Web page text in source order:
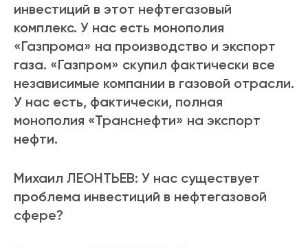
инвестиций в этот нефтегазовый
комплекс. У нас есть монополия
«Газпрома» на производство и экспорт
газа. «Газпром» скупил фактически все
независимые компании в газовой отрасли.
У нас есть, фактически, полная
монополия «Транснефти» на экспорт
нефти.
Михаил ЛЕОНТЬЕВ: У нас существует
проблема инвестиций в нефтегазовой
сфере?